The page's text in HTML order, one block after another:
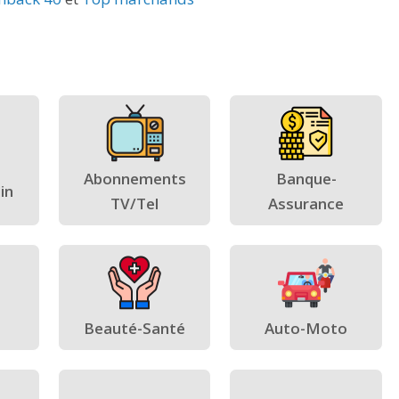
Abonnements
TV/Tel
Banque-
Assurance
Beauté-Santé Auto-Moto